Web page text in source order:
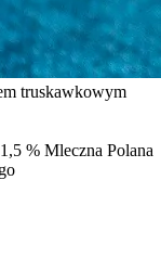
truskawkowym
% Mleczna Polana